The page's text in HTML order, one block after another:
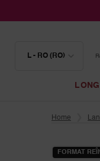
L - RO (RO)
Home
FORMAT